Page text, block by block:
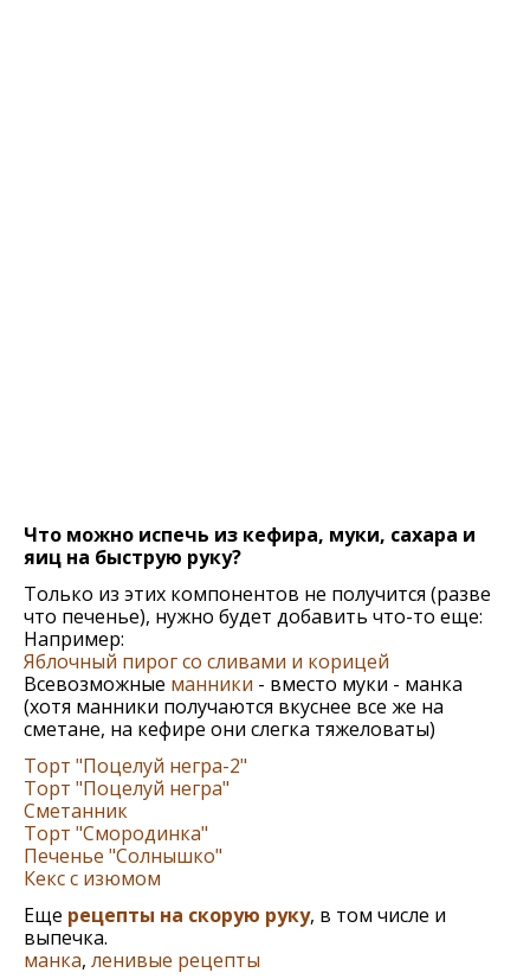
Что можно испечь из кефира, муки, сахара и
яиц на быструю руку?
Только из этих компонентов не получится (разве
что печенье), нужно будет добавить что-то еще:
Например:
Яблочный пирог со сливами и корицей
Всевозможные манники - вместо муки - манка
(хотя манники получаются вкуснее все же на
сметане, на кефире они слегка тяжеловаты)
Торт "Поцелуй негра-2"
Торт "Поцелуй негра"
Сметанник
Торт "Смородинка"
Печенье "Солнышко"
Кекс с изюмом
Еще рецепты на скорую руку, в том числе и
выпечка.
манка, ленивые рецепты